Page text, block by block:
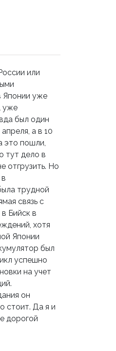
или
Японии уже
уже
был один
а в 10
это пошли,
тут дело в
отгрузить. Но
трудной
связь с
Бийск в
хотя
Японии
был
успешно
на учет
он
стоит. Да я и
дорогой